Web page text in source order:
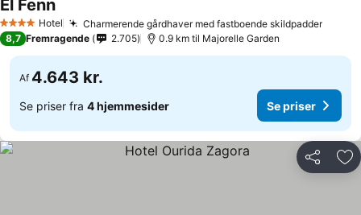
4 StjernerHotel Charmerende gårdhaver med fastboende skildpadder
El Fenn
8,7 Fremragende 2.705 0.9 km til Majorelle Garden
Af 4.643 kr.
Se priser fra 4 hjemmesider Se priser
Del